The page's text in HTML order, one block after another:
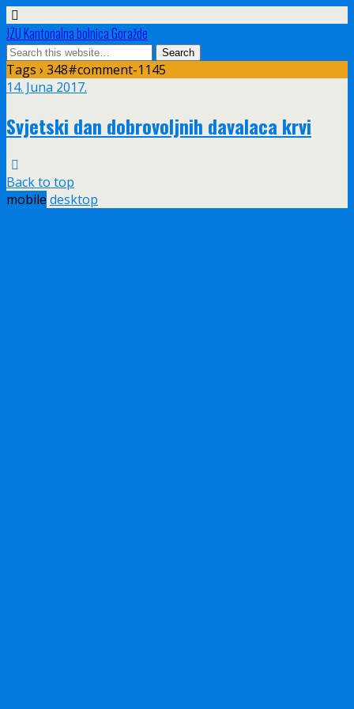
JZU Kantonalna bolnica Goražde
Tags › 348#comment-1145
14. Juna 2017.
Svjetski dan dobrovoljnih davalaca krvi
Back to top
mobile desktop